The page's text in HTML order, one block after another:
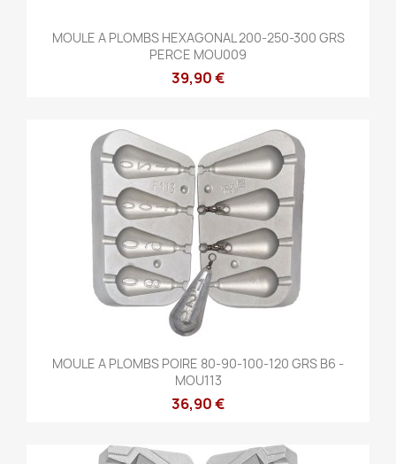
MOULE A PLOMBS HEXAGONAL 200-250-300 GRS
PERCE MOU009
39,90 €
MOULE A PLOMBS POIRE 80-90-100-120 GRS B6 -
MOU113
36,90 €